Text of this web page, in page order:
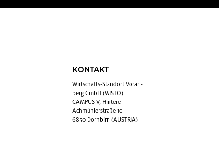
KONTAKT
Wirt­schafts-Stand­ort Vor­arl­
berg GmbH (WISTO)
CAMPUS V, Hintere
Achmühlerstraße 1c
6850 Dornbirn (AUSTRIA)